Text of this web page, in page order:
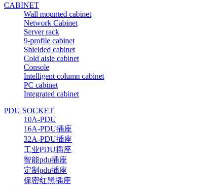
CABINET
Wall mounted cabinet
Network Cabinet
Server rack
9-profile cabinet
Shielded cabinet
Cold aisle cabinet
Console
Intelligent column cabinet
PC cabinet
Integrated cabinet
PDU SOCKET
10A-PDU
16A-PDU插座
32A-PDU插座
工业PDU插座
智能pdu插座
定制pdu插座
保密红黑插座